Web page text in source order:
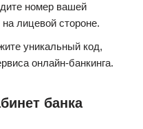
номер вашей
лицевой стороне.
уникальный код,
онлайн-банкинга.
банка